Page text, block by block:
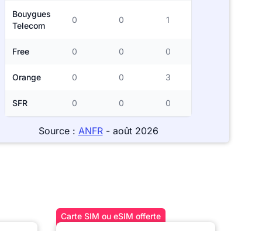
Bouygues
Telecom
0 0 1
Free 0 0 0
Orange 0 0 3
SFR 0 0 0
Source : ANFR- août 2026
Carte SIM ou eSIM offerte